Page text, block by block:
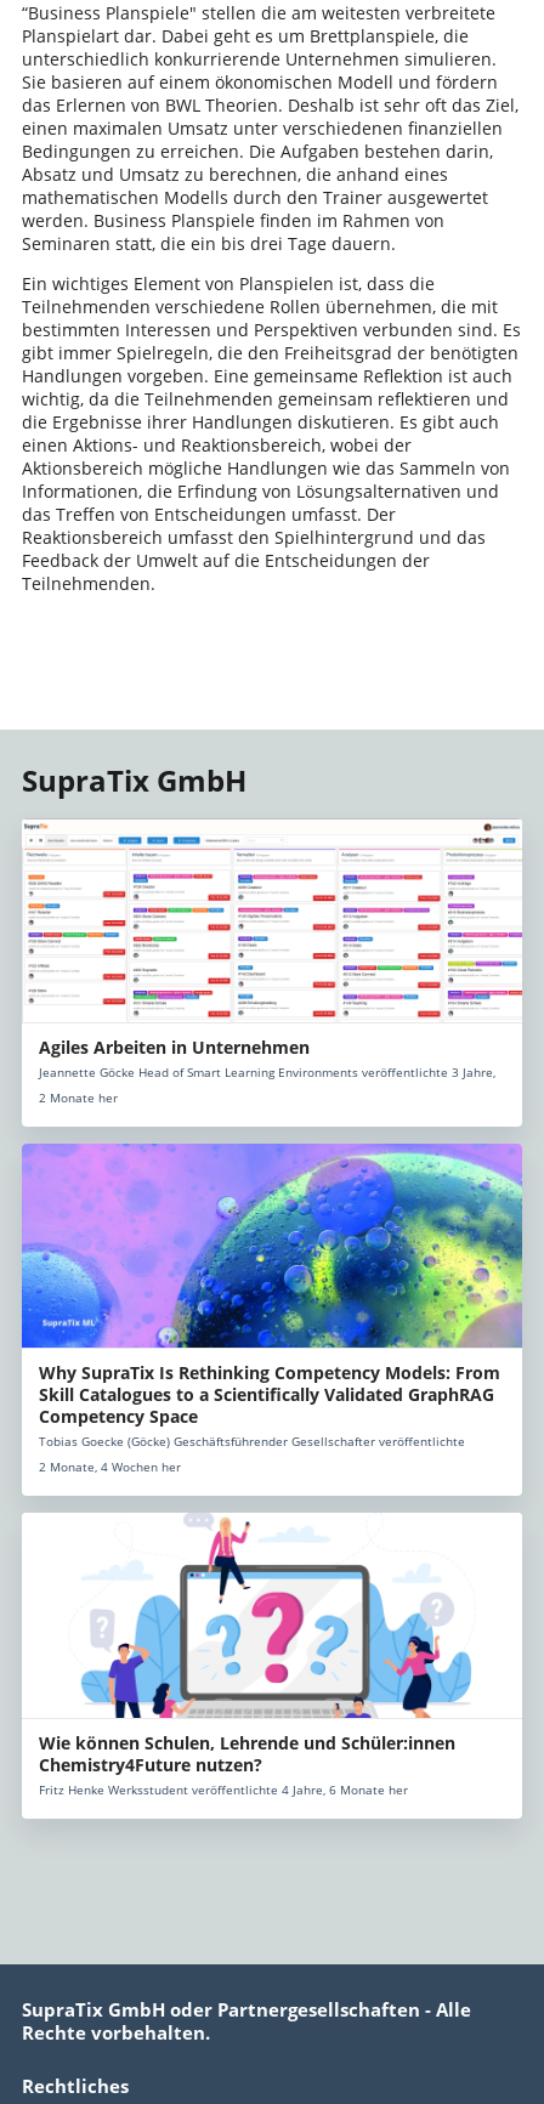
“Business Planspiele" stellen die am weitesten verbreitete
Planspielart dar. Dabei geht es um Brettplanspiele, die
unterschiedlich konkurrierende Unternehmen simulieren.
Sie basieren auf einem ökonomischen Modell und fördern
das Erlernen von BWL Theorien. Deshalb ist sehr oft das Ziel,
einen maximalen Umsatz unter verschiedenen finanziellen
Bedingungen zu erreichen. Die Aufgaben bestehen darin,
Absatz und Umsatz zu berechnen, die anhand eines
mathematischen Modells durch den Trainer ausgewertet
werden. Business Planspiele finden im Rahmen von
Seminaren statt, die ein bis drei Tage dauern.
Ein wichtiges Element von Planspielen ist, dass die
Teilnehmenden verschiedene Rollen übernehmen, die mit
bestimmten Interessen und Perspektiven verbunden sind. Es
gibt immer Spielregeln, die den Freiheitsgrad der benötigten
Handlungen vorgeben. Eine gemeinsame Reflektion ist auch
wichtig, da die Teilnehmenden gemeinsam reflektieren und
die Ergebnisse ihrer Handlungen diskutieren. Es gibt auch
einen Aktions- und Reaktionsbereich, wobei der
Aktionsbereich mögliche Handlungen wie das Sammeln von
Informationen, die Erfindung von Lösungsalternativen und
das Treffen von Entscheidungen umfasst. Der
Reaktionsbereich umfasst den Spielhintergrund und das
Feedback der Umwelt auf die Entscheidungen der
Teilnehmenden.
SupraTix GmbH
Agiles Arbeiten in Unternehmen
Jeannette Göcke Head of Smart Learning Environments veröffentlichte 3 Jahre,
2 Monate her
Why SupraTix Is Rethinking Competency Models: From
Skill Catalogues to a Scientifically Validated GraphRAG
Competency Space
Tobias Goecke (Göcke) Geschäftsführender Gesellschafter veröffentlichte
2 Monate, 4 Wochen her
Wie können Schulen, Lehrende und Schüler:innen
Chemistry4Future nutzen?
Fritz Henke Werksstudent veröffentlichte 4 Jahre, 6 Monate her
SupraTix GmbH oder Partnergesellschaften - Alle
Rechte vorbehalten.
Rechtliches